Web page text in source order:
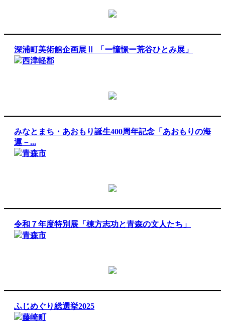
深浦町美術館企画展Ⅱ 「ー憧憬ー荒谷ひとみ展」
西津軽郡
みなとまち・あおもり誕生400周年記念「あおもりの海
運－...
青森市
令和７年度特別展「棟方志功と青森の文人たち」
青森市
ふじめぐり総選挙2025
藤崎町